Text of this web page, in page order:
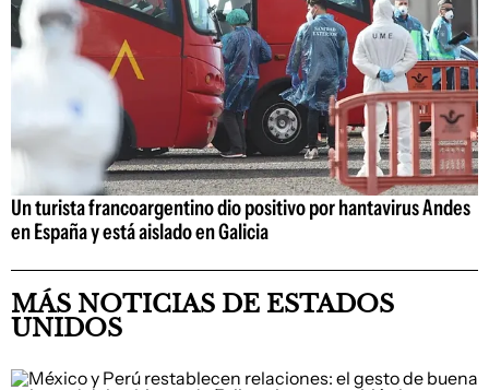
Un turista francoargentino dio positivo por hantavirus Andes
en España y está aislado en Galicia
MÁS NOTICIAS DE ESTADOS
UNIDOS